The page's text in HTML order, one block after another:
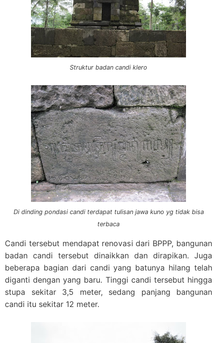
Struktur badan candi klero
Di dinding pondasi candi terdapat tulisan jawa kuno yg tidak bisa
terbaca
Candi tersebut mendapat renovasi dari BPPP, bangunan
badan candi tersebut dinaikkan dan dirapikan. Juga
beberapa bagian dari candi yang batunya hilang telah
diganti dengan yang baru. Tinggi candi tersebut hingga
stupa sekitar 3,5 meter, sedang panjang bangunan
candi itu sekitar 12 meter.